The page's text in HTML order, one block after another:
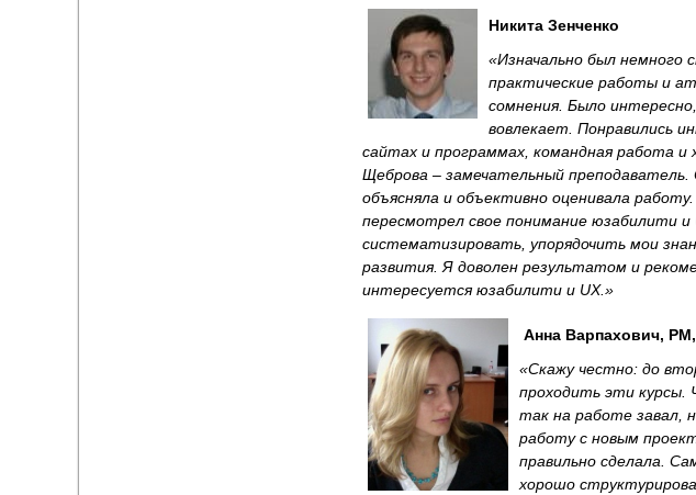
Никита Зенченко
«Изначально был немного
практические работы и
сомнения. Было
вовлекает. Понравились
сайтах и программах, командная работа
Щеброва – замечательный
объясняла и объективно оценивала
пересмотрел свое понимание юзабилити
систематизировать, упорядочить мои
развития. Я доволен результатом и
интересуется юзабилити и UX.»
Анна Варпахович,
«Скажу честно: до
проходить эти курсы.
так на работе завал,
работу с новым
правильно сделала.
хорошо